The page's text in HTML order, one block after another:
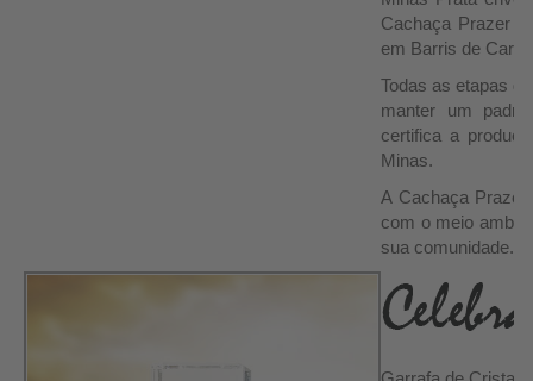
Cachaça Prazer
em Barris de
Todas as etapas
manter um
certifica a
Minas.
A Cachaça
com o meio
sua comunidade.